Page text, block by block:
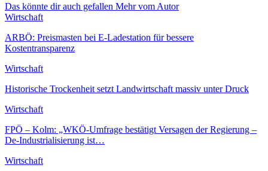
Das könnte dir auch gefallen Mehr vom Autor
Wirtschaft
ARBÖ: Preismasten bei E-Ladestation für bessere
Kostentransparenz
Wirtschaft
Historische Trockenheit setzt Landwirtschaft massiv unter Druck
Wirtschaft
FPÖ – Kolm: „WKÖ-Umfrage bestätigt Versagen der Regierung –
De-Industrialisierung ist…
Wirtschaft